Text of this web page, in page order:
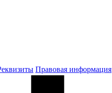
Правовая информация